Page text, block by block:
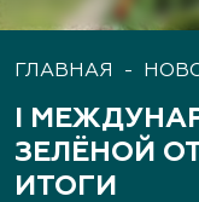
ГЛАВНАЯ -
I
ЗЕЛЁНОЙ
ИТОГИ